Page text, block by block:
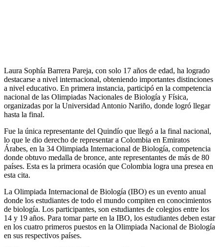
Laura Sophía Barrera Pareja, con solo 17 años de edad, ha logrado
destacarse a nivel internacional, obteniendo importantes distinciones
a nivel educativo. En primera instancia, participó en la competencia
nacional de las Olimpiadas Nacionales de Biología y Física,
organizadas por la Universidad Antonio Nariño, donde logró llegar
hasta la final.
Fue la única representante del Quindío que llegó a la final nacional,
lo que le dio derecho de representar a Colombia en Emiratos
Árabes, en la 34 Olimpiada Internacional de Biología, competencia
donde obtuvo medalla de bronce, ante representantes de más de 80
países. Esta es la primera ocasión que Colombia logra una presea en
esta cita.
La Olimpiada Internacional de Biología (IBO) es un evento anual
donde los estudiantes de todo el mundo compiten en conocimientos
de biología. Los participantes, son estudiantes de colegios entre los
14 y 19 años. Para tomar parte en la IBO, los estudiantes deben estar
en los cuatro primeros puestos en la Olimpiada Nacional de Biología
en sus respectivos países.